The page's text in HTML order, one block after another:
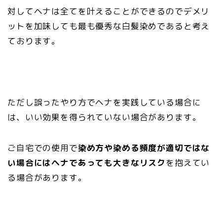
対してヘナは全てを叶えることができるのでデメリ
ットを加味しても最も優秀な白髪染めであると考え
ております。
ただし誤ったやり方でヘナを実践している場合に
は、いい効果を得られていない場合があります。
ご自宅での使用で染め方や染める頻度が適切ではな
い場合にはヘナであっても大きなリスクを抱えてい
る場合があります。